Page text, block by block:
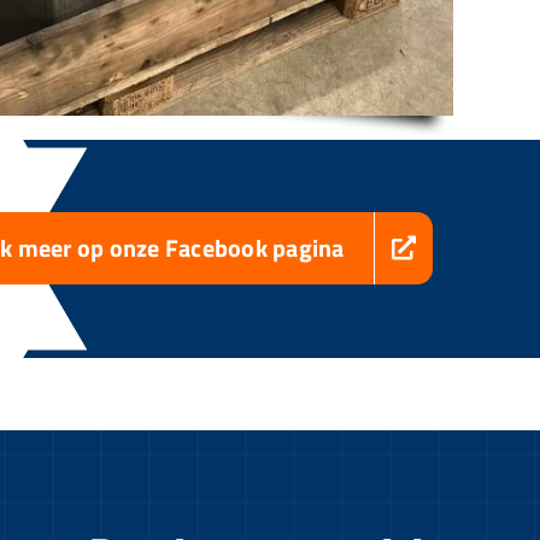
meer op onze Facebook pagina